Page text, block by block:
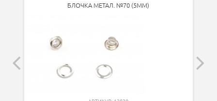
БЛОЧКА МЕТАЛ. №70 (5ММ)